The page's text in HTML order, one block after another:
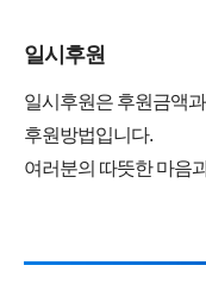
일시후원
일시후원은 후원금액
후원방법입니다.
여러분의 따뜻한 마음